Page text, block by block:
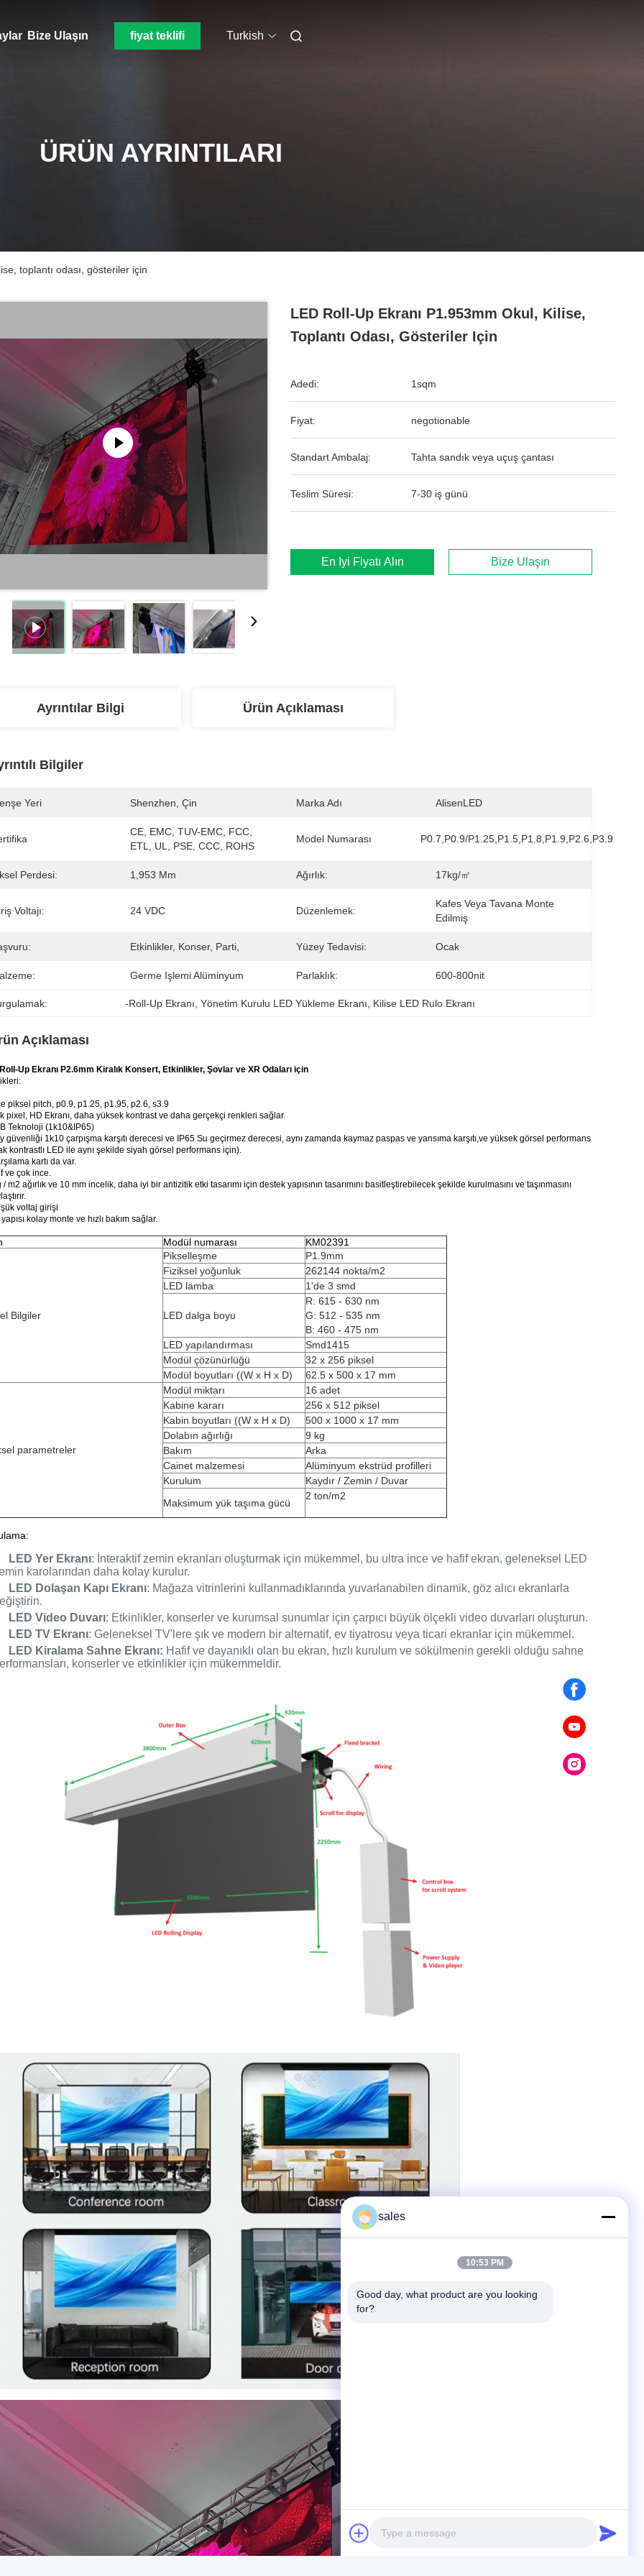
Bize Ulaşın fiyat teklifi Turkish
ÜRÜN AYRINTILARI
toplantı odası, gösteriler için
LED Roll-Up Ekranı P1.953mm Okul, Kilise,
Toplantı Odası, Gösteriler Için
Adedi: 1sqm
Fiyat: negotionable
Standart Ambalaj: Tahta sandık veya uçuş çantası
Teslim Süresi: 7-30 iş günü
En İyi Fiyatı Alın Bize Ulaşın
Ayrıntılar Bilgi Ürün Açıklaması
Bilgiler
Yeri Shenzhen, Çin Marka Adı AlisenLED
CE, EMC, TUV-EMC, FCC,
ETL, UL, PSE, CCC, ROHS
Model Numarası P0.7,P0.9/P1.25,P1.5,P1.8,P1.9,P2.6,P3.9
Perdesi: 1,953 Mm Ağırlık: 17kg/㎡
Voltajı: 24 VDC Düzenlemek:
Kafes Veya Tavana Monte
Edilmiş
Etkinlikler, Konser, Parti, Yüzey Tedavisi: Ocak
Germe Işlemi Alüminyum Parlaklık: 600-800nit
-Roll-Up Ekranı , Yönetim Kurulu LED Yükleme Ekranı Kilise LED Rulo Ekranı
Açıklaması
Up Ekranı P2.6mm Kiralık Konsert, Etkinlikler, Şovlar ve XR Odaları için
piksel pitch, p0.9, p1.25, p1.95, p2.6, s3.9
pixel, HD Ekranı, daha yüksek kontrast ve daha gerçekçi renkleri sağlar.
Teknoloji (1k10&IP65)
güvenliği 1k10 çarpışma karşıtı derecesi ve IP65 Su geçirmez derecesi, aynı zamanda kaymaz paspas ve yansıma karşıtı,ve yüksek görsel performans
kontrastlı LED ile aynı şekilde siyah görsel performans için).
kartı da var.
ve çok ince.
/ m2 ağırlık ve 10 mm incelik, daha iyi bir antizitik etki tasarımı için destek yapısının tasarımını basitleştirebilecek şekilde kurulmasını ve taşınmasını
voltaj girişi
kolay monte ve hızlı bakım sağlar.
Modül numarası KM02391
Bilgiler
Pikselleşme
P1.9mm
Fiziksel yoğunluk
262144 nokta/m2
LED lamba
1'de 3 smd
LED dalga boyu
R: 615 - 630 nm
G: 512 - 535 nm
B: 460 - 475 nm
LED yapılandırması
Smd1415
Modül çözünürlüğü
32 x 256 piksel
Modül boyutları ((W x H x D)
62.5 x 500 x 17 mm
parametreler
Modül miktarı
16 adet
Kabine kararı
256 x 512 piksel
Kabin boyutları ((W x H x D)
500 x 1000 x 17 mm
Dolabın ağırlığı
9 kg
Bakım
Arka
Cainet malzemesi
Alüminyum ekstrüd profilleri
Kurulum
Kaydır / Zemin / Duvar
Maksimum yük taşıma gücü
2 ton/m2
LED Yer Ekranı: İnteraktif zemin ekranları oluşturmak için mükemmel, bu ultra ince ve hafif ekran, geleneksel LED
karolarından daha kolay kurulur.
LED Dolaşan Kapı Ekranı: Mağaza vitrinlerini kullanmadıklarında yuvarlanabilen dinamik, göz alıcı ekranlarla
LED Video Duvarı: Etkinlikler, konserler ve kurumsal sunumlar için çarpıcı büyük ölçekli video duvarları oluşturun.
LED TV Ekranı: Geleneksel TV'lere şık ve modern bir alternatif, ev tiyatrosu veya ticari ekranlar için mükemmel.
LED Kiralama Sahne Ekranı: Hafif ve dayanıklı olan bu ekran, hızlı kurulum ve sökülmenin gerekli olduğu sahne
konserler ve etkinlikler için mükemmeldir.
sales
10:53 PM
Good day, what product are you looking
for?